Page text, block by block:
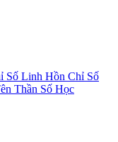
Số Linh Hồn Chỉ Số
Thần Số Học